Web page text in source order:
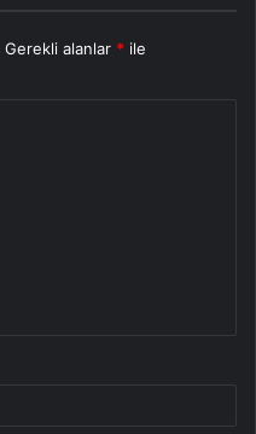
Gerekli alanlar * ile